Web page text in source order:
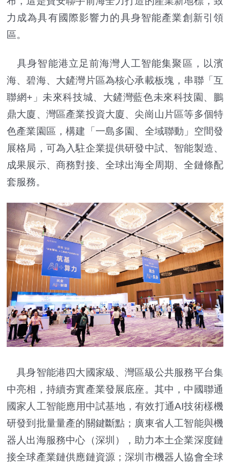
力成為具有國際影響力的具身智能產業創新引領
區。
具身智能港立足前海灣人工智能集聚區，以濱
海、碧海、大鏟灣片區為核心承載板塊，串聯「互
聯網+」未來科技城、大鏟灣藍色未來科技園、鵬
鼎大廈、灣區產業投資大廈、尖崗山片區等多個特
色產業園區，構建「一島多園、全域聯動」空間發
展格局，可為入駐企業提供研發中試、智能製造、
成果展示、商務對接、全球出海全周期、全鏈條配
套服務。
具身智能港四大國家級、灣區級公共服務平台集
中亮相，持續夯實產業發展底座。其中，中國聯通
國家人工智能應用中試基地，有效打通AI技術樣機
研發到批量量產的關鍵斷點；廣東省人工智能與機
器人出海服務中心（深圳），助力本土企業深度鏈
接全球產業鏈供應鏈資源；深圳市機器人協會全球